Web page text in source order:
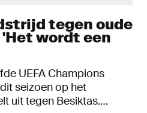
tegen oude
wordt een
UEFA Champions
seizoen op het
uit tegen Besiktas.